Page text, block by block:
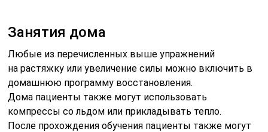
Занятия дома
Любые из перечисленных выше упражнений
на растяжку или увеличение силы можно включить в
домашнюю программу восстановления.
Дома пациенты также могут использовать
компрессы со льдом или прикладывать тепло.
После прохождения обучения пациенты также могут